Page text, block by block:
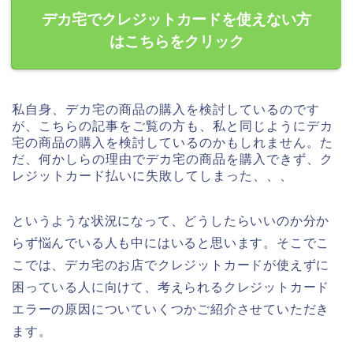
デカ宅でクレジットカードを使えない方
はこちらをクリック
私自身、デカ宅の商品の購入を検討しているのです
が、こちらの記事をご覧の方も、私と同じようにデカ
宅の商品の購入を検討しているのかもしれません。た
だ、何かしらの理由でデカ宅の商品を購入できず、ク
レジットカード払いに失敗してしまった、、、
というような状況になって、どうしたらいいのか分か
らず悩んでいる人も中にはいると思います。そこでこ
こでは、デカ宅のお店でクレジットカードが使えずに
困っている人に向けて、考えられるクレジットカード
エラーの原因についていくつかご紹介させていただき
ます。